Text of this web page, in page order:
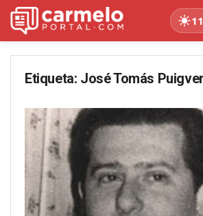
Etiqueta: José Tomás